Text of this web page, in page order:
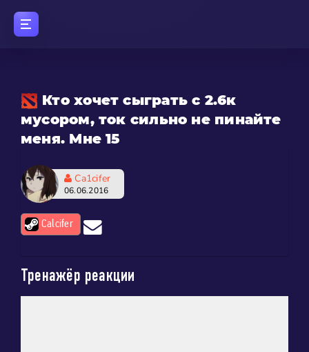
Кто хочет сыграть с 2.6к
мусором, ток сильно не пинайте
меня. Мне 15
Ca1cifer
06.06.2016
Calcifer
Тренажёр реакции